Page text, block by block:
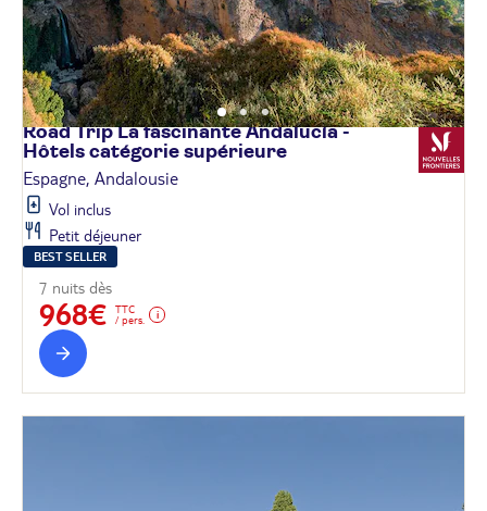
Road Trip La fascinante Andalucía -
Hôtels catégorie supérieure
Espagne, Andalousie
Vol inclus
Petit déjeuner
BEST SELLER
7 nuits dès
968€
TTC
/ pers.